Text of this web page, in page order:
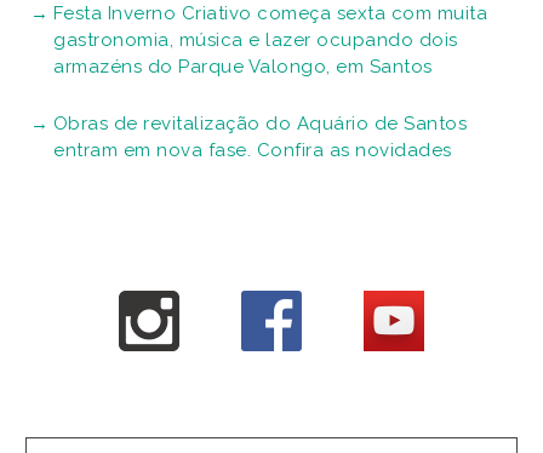
Festa Inverno Criativo começa sexta com muita
gastronomia, música e lazer ocupando dois
armazéns do Parque Valongo, em Santos
Obras de revitalização do Aquário de Santos
entram em nova fase. Confira as novidades